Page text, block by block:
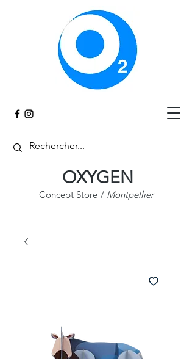
OXYGEN
Concept Store / Montpellier